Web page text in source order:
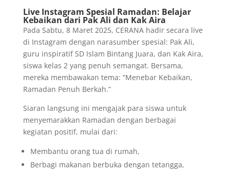
Live Instagram Spesial Ramadan: Belajar
Kebaikan dari Pak Ali dan Kak Aira
Pada Sabtu, 8 Maret 2025, CERANA hadir secara live
di Instagram dengan narasumber spesial: Pak Ali,
guru inspiratif SD Islam Bintang Juara, dan Kak Aira,
siswa kelas 2 yang penuh semangat. Bersama,
mereka membawakan tema: “Menebar Kebaikan,
Ramadan Penuh Berkah.”
Siaran langsung ini mengajak para siswa untuk
menyemarakkan Ramadan dengan berbagai
kegiatan positif, mulai dari:
Membantu orang tua di rumah,
Berbagi makanan berbuka dengan tetangga,